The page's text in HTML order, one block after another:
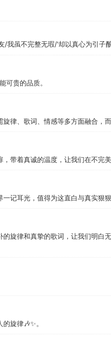
虽不完整无瑕/'却以真心为引子
可贵的品质。
律、歌词、情感等多方面融合，而
带着真诚的温度，让我们在不完美
记耳光，值得为这直白与真实狠狠
旋律和真挚的歌词，让我们明白
旋律🎶✨。